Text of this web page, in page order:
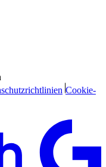
Cookie-